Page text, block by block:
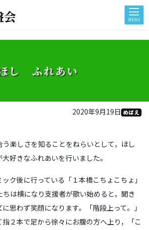
会 MENU
し ふれあい
2020年9月19日 めばえ
楽しさを知ることをねらいとして，ほし
好きなふれあいを行いました。
ク後に行っている「１本橋こちょこちょ」
は横になり支援者が歌い始めると，聞き
思わず笑顔になります。「階段上って。」
２本で足から徐々にお腹の方へ上り，「こ